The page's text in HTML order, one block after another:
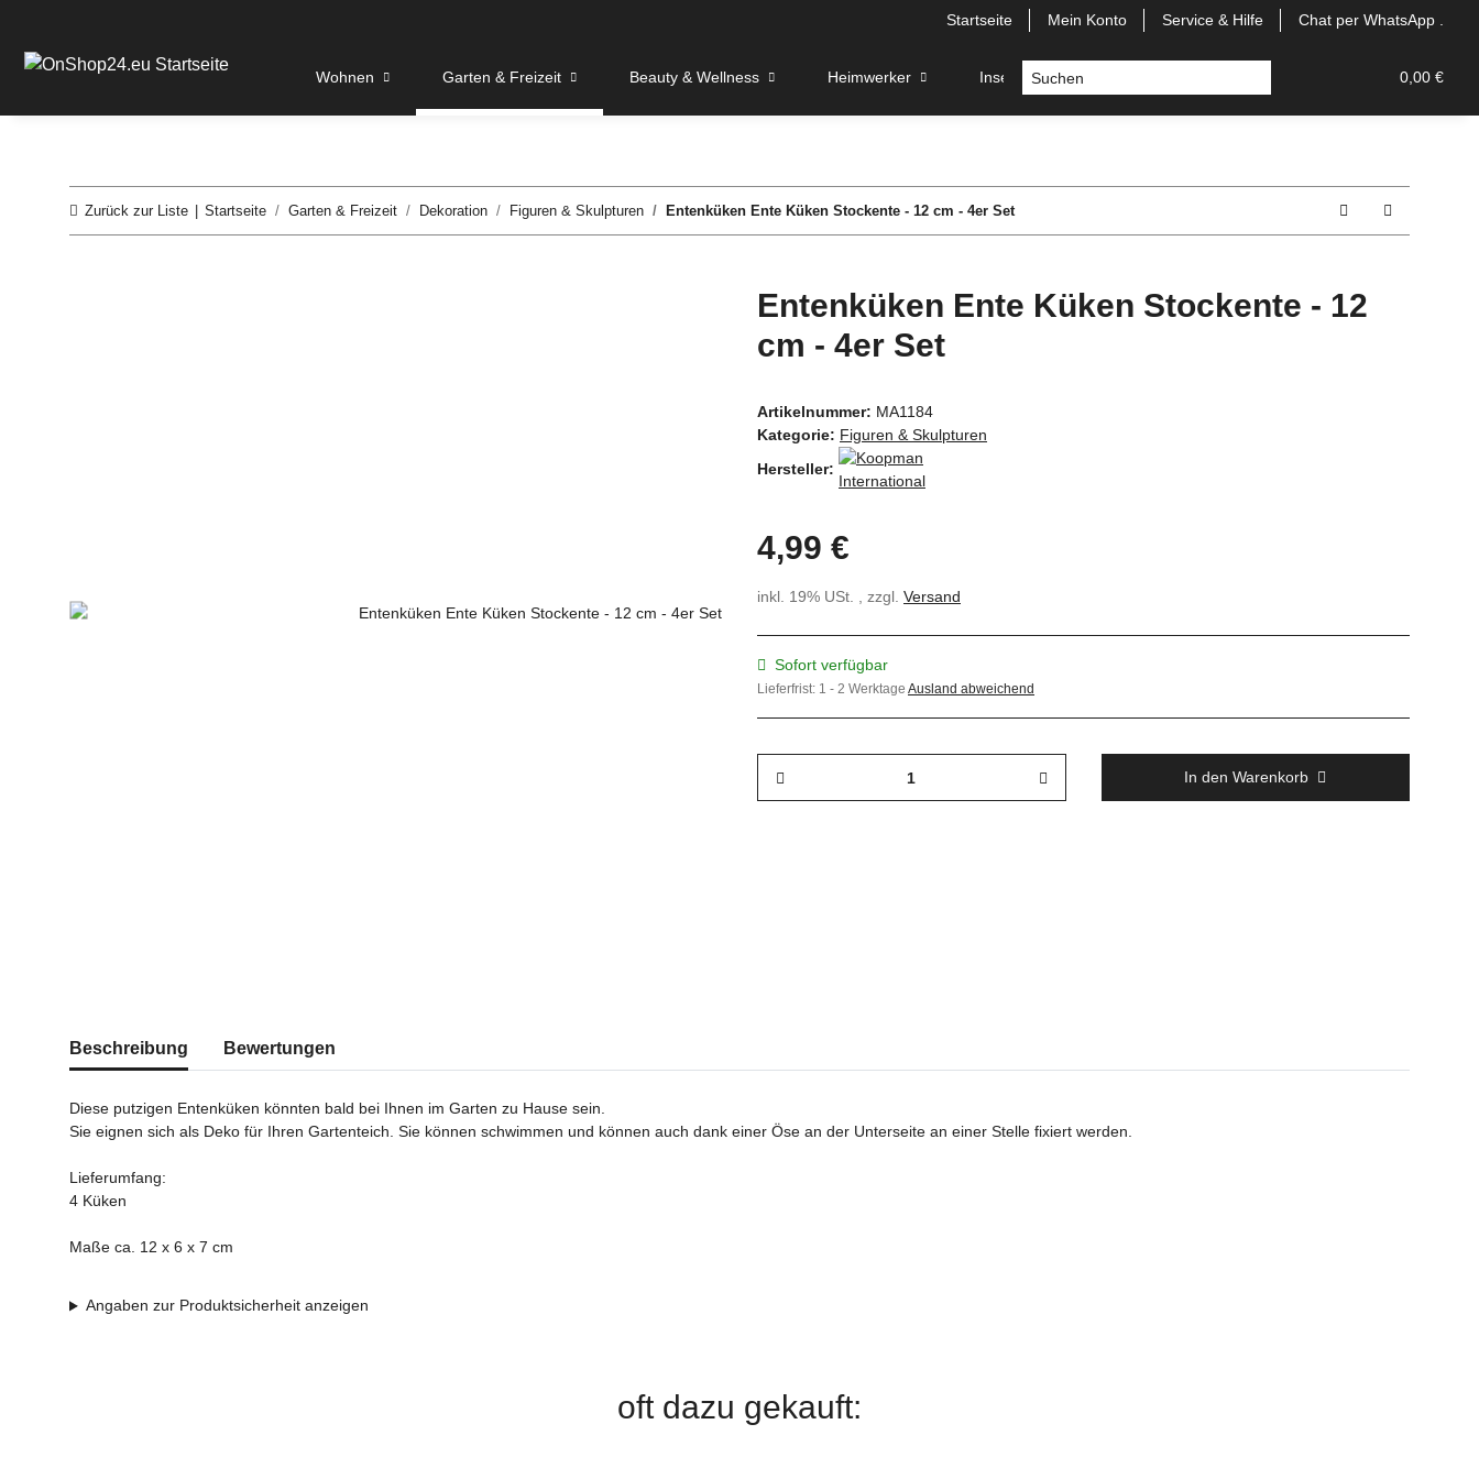
Startseite Mein Konto Service & Hilfe Chat per WhatsApp .
0,00 €
Wohnen Garten & Freizeit Beauty & Wellness Heimwerker Insekten- & Sonnenschutz
Zurück zur Liste Startseite Garten & Freizeit Dekoration Figuren & Skulpturen Entenküken Ente Küken Stockente - 12 cm - 4er Set
Entenküken Ente Küken Stockente - 12
cm - 4er Set
Artikelnummer: MA1184
Kategorie: Figuren & Skulpturen
Hersteller:
4,99 €
inkl. 19% USt. , zzgl. Versand
Sofort verfügbar
Lieferfrist: 1 - 2 Werktage Ausland abweichend
In den Warenkorb
weitere Registerkarten anzeigen
Beschreibung Bewertungen
Diese putzigen Entenküken könnten bald bei Ihnen im Garten zu Hause sein.
Sie eignen sich als Deko für Ihren Gartenteich. Sie können schwimmen und können auch dank einer Öse an der Unterseite an einer Stelle fixiert werden.
Lieferumfang:
4 Küken
Maße ca. 12 x 6 x 7 cm
Angaben zur Produktsicherheit anzeigen
oft dazu gekauft: